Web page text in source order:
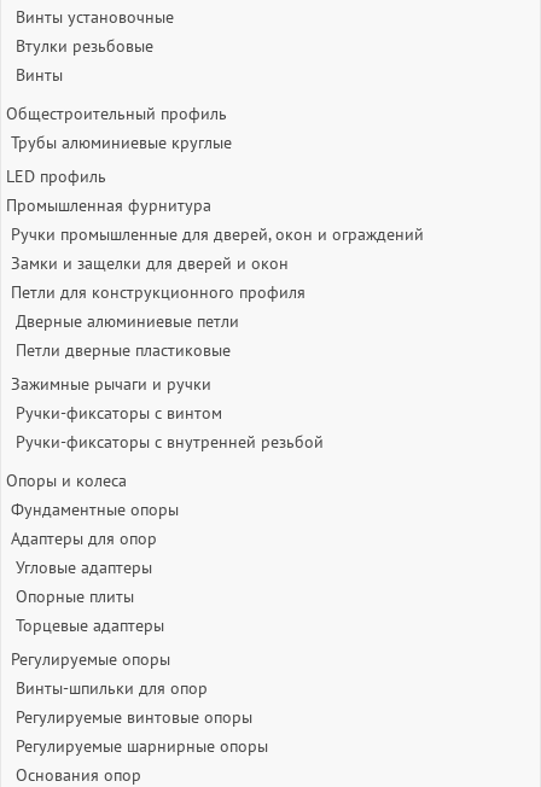
Винты установочные
Втулки резьбовые
Винты
Общестроительный профиль
Трубы алюминиевые круглые
LED профиль
Промышленная фурнитура
Ручки промышленные для дверей, окон и ограждений
Замки и защелки для дверей и окон
Петли для конструкционного профиля
Дверные алюминиевые петли
Петли дверные пластиковые
Зажимные рычаги и ручки
Ручки-фиксаторы c винтом
Ручки-фиксаторы c внутренней резьбой
Опоры и колеса
Фундаментные опоры
Адаптеры для опор
Угловые адаптеры
Опорные плиты
Торцевые адаптеры
Регулируемые опоры
Винты-шпильки для опор
Регулируемые винтовые опоры
Регулируемые шарнирные опоры
Основания опор